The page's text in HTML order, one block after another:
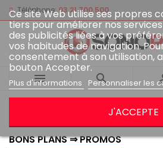
Téléphone: 03 21 700 500
Ce site Web utilise ses propres
tiers pour améliorer nos
des publicités liées à vos
vos habitudes de navigation.
consentement à son utilisation,
bouton Accepter.
Plus d'informations Personnaliser les
J'ACCEPTE
 
BONS PLANS ⇒ PROMOS